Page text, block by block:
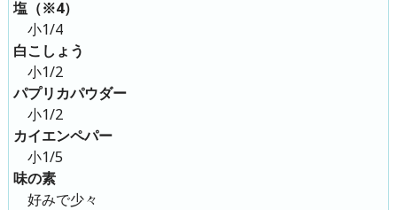
塩（※4）
小1/4
白こしょう
小1/2
パプリカパウダー
小1/2
カイエンペパー
小1/5
味の素
好みで少々